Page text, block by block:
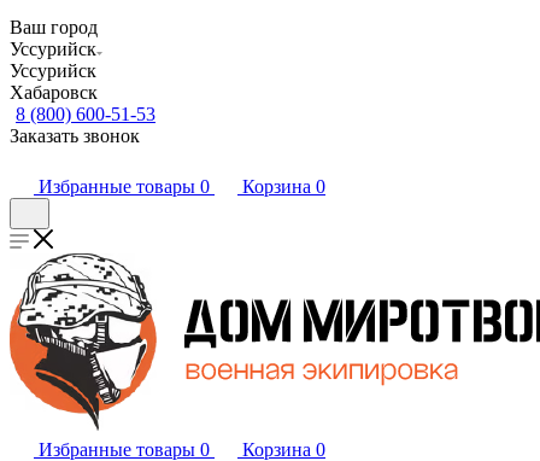
Ваш город
Уссурийск
Уссурийск
Хабаровск
8 (800) 600-51-53
Заказать звонок
Избранные товары 0 Корзина 0
Избранные товары 0 Корзина 0